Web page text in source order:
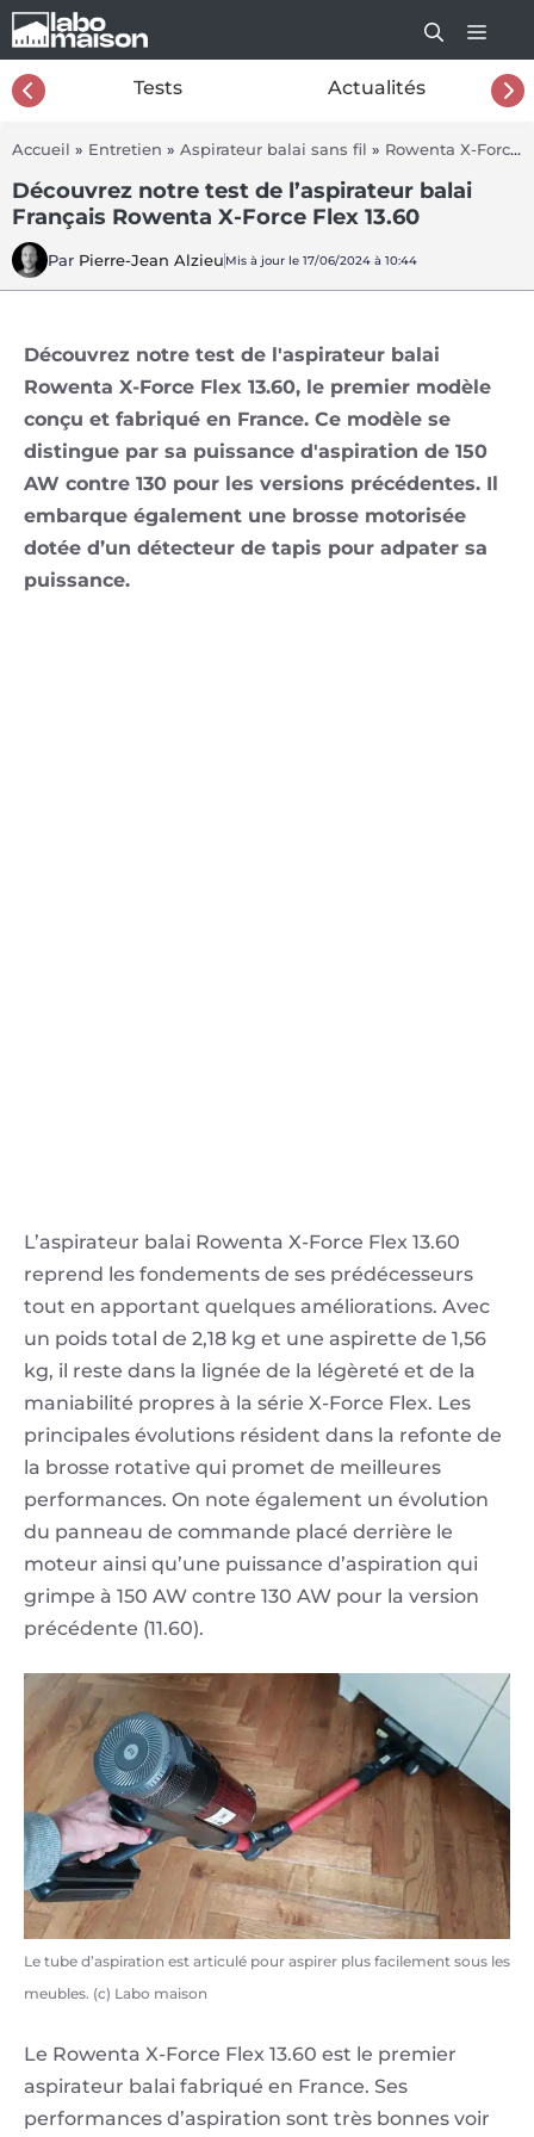
Aller
au
contenu
Tests Actualités
Accueil » Entretien » Aspirateur balai sans fil » Rowenta X-Force Flex 13.60
Découvrez notre test de l’aspirateur balai
Français Rowenta X-Force Flex 13.60
Par Pierre-Jean Alzieu Mis à jour le 17/06/2024 à 10:44
Découvrez notre test de l'aspirateur balai
Rowenta X-Force Flex 13.60, le premier modèle
conçu et fabriqué en France. Ce modèle se
distingue par sa puissance d'aspiration de 150
AW contre 130 pour les versions précédentes. Il
embarque également une brosse motorisée
dotée d’un détecteur de tapis pour adpater sa
puissance.
L’aspirateur balai Rowenta X-Force Flex 13.60
reprend les fondements de ses prédécesseurs
tout en apportant quelques améliorations. Avec
un poids total de 2,18 kg et une aspirette de 1,56
kg, il reste dans la lignée de la légèreté et de la
maniabilité propres à la série X-Force Flex. Les
principales évolutions résident dans la refonte de
la brosse rotative qui promet de meilleures
performances. On note également un évolution
du panneau de commande placé derrière le
moteur ainsi qu’une puissance d’aspiration qui
grimpe à 150 AW contre 130 AW pour la version
précédente (11.60).
Le tube d’aspiration est articulé pour aspirer plus facilement sous les
meubles. (c) Labo maison
Le Rowenta X-Force Flex 13.60 est le premier
aspirateur balai fabriqué en France. Ses
performances d’aspiration sont très bonnes voir